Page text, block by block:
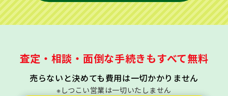
査定・相談・面倒な手続きもすべて無料
売らないと決めても費用は一切かかりません
※しつこい営業は一切いたしません